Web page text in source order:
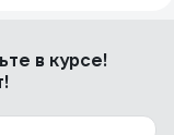
в курсе!